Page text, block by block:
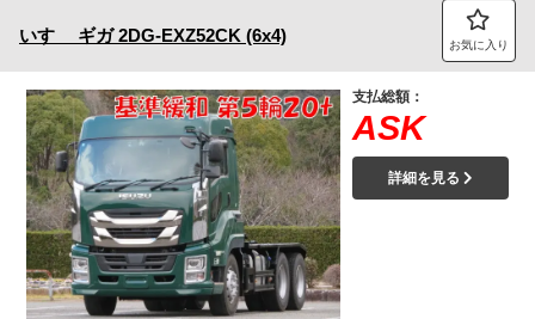
いすゞ ギガ 2DG-EXZ52CK (6x4) お気に入り
支払総額：
ASK
詳細を見る